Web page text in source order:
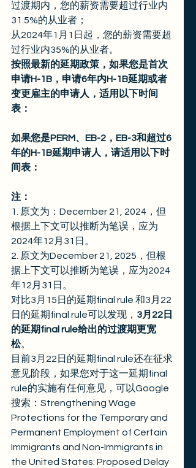
过渡期内，您的薪资需要超过行业内
31.5%的从业者；
从2024年1月1日起，您的薪资需要超
过行业内35%的从业者。
按照最新的延期政策，如果您是首次
申请H-1B，申请6年内H-1B延期或者
变更雇主的申请人，适用以下时间
表：
如果您是PERM、EB-2，EB-3和超过6
年的H-1B延期申请人，请适用以下时
间表：
注：
1. 原文为：December 21, 2024，但
根据上下文可以推断为笔误，应为
2024年12月31日。
2. 原文为December 21, 2025，但根
据上下文可以推断为笔误，应为2024
年12月31日。
对比3月15日的延期final rule 和3月22
日的延期final rule可以发现， 3月22日
的延期final rule给出的过渡期更宽
松。
目前3月22日的延期final rule还在征求
意见阶段，如果您对于这一延期final
rule的实施有任何意见，可以Google
搜索：Strengthening Wage
Protections for the Temporary and
Permanent Employment of Certain
Immigrants and Non-Immigrants in
the United States: Proposed Delay